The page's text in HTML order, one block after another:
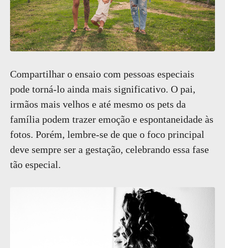
Compartilhar o ensaio com pessoas especiais
pode torná-lo ainda mais significativo. O pai,
irmãos mais velhos e até mesmo os pets da
família podem trazer emoção e espontaneidade às
fotos. Porém, lembre-se de que o foco principal
deve sempre ser a gestação, celebrando essa fase
tão especial.